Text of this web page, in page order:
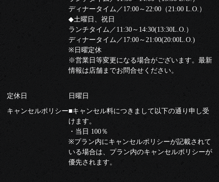
ディナータイム／17:00～22:00（21:00 L.O.）
◆土曜日、祝日
ランチタイム／11:30～14:30(13:30L.O.）
ディナータイム／17:00～21:00(20:00L.O.)
※日曜定休
※営業日等変更になる場合がございます。最新
情報は店舗までお問合せください。
定休日 日曜日
キャンセルポリシー■キャンセル料につきまして以下の通り申し受
けます。
・当日 100％
※プラン内にキャンセルポリシーが記載されて
いる場合は、プラン内のキャンセルポリシーが
優先されます。